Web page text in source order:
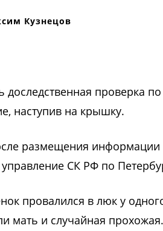
Кузнецов
доследственная проверка
наступив на крышку.
размещения
СК РФ по
провалился в люк у
мать и случайная